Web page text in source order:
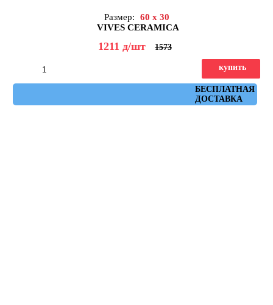
Размер:
60 x 30
VIVES CERAMICA
1211 д/шт 1573
БЕСПЛАТНАЯ
ДОСТАВКА
купить